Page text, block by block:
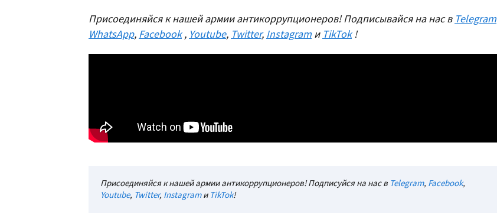
Присоединяйся к нашей армии антикоррупционеров! Подписывайся на нас в Telegram
WhatsApp, Facebook , Youtube, Twitter, Instagram и TikTok!
Присоединяйся к нашей армии антикоррупционеров! Подписуйся на нас в Telegram, Facebook,
Youtube, Twitter, InstagramиTikTok!